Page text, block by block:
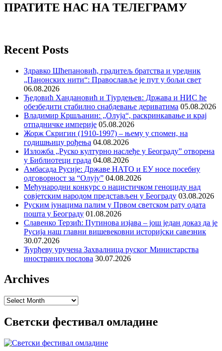
ПРАТИТЕ НАС НА ТЕЛЕГРАМУ
Recent Posts
Здравко Шћепановић, градитељ братства и уредник
„Панонских нити“: Православље је пут у бољи свет
06.08.2026
Ђедовић Хандановић и Тјурдењев: Држава и НИС ће
обезбедити стабилно снабдевање дериватима 05.08.2026
Владимир Кршљанин: „Олуја“, раскринкавање и крај
отпадничке империје 05.08.2026
Жорж Скригин (1910-1997) – њему у спомен, на
годишњицу рођења 04.08.2026
Изложба „Руско културно наслеђе у Београду” отворена
у Библиотеци града 04.08.2026
Амбасада Русије: Државе НАТО и ЕУ носе посебну
одговорност за “Олују” 04.08.2026
Међународни конкурс о нацистичком геноциду над
совјетским народом представљен у Београду 03.08.2026
Руским јунацима палим у Првом светском рату одата
пошта у Београду 01.08.2026
Славенко Терзић: Путинова изјава – још један доказ да је
Русија наш главни вишевековни историјски савезник
30.07.2026
Ђурђеву уручена Захвалница руског Министарства
иностраних послова 30.07.2026
Archives
Archives
Светски фестивал омладине